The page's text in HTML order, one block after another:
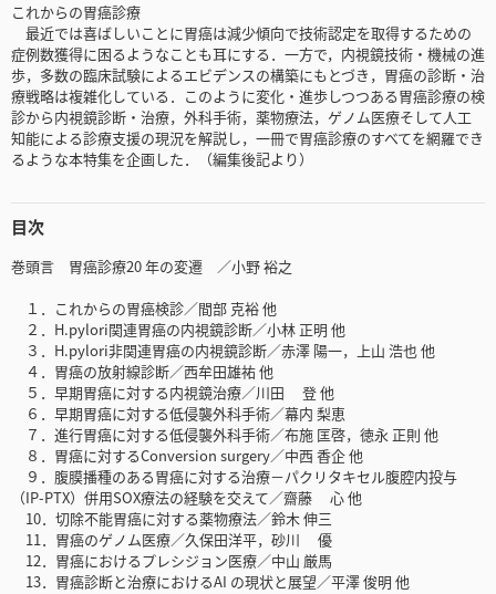
これからの胃癌診療
最近では喜ばしいことに胃癌は減少傾向で技術認定を取得するための
症例数獲得に困るようなことも耳にする．一方で，内視鏡技術・機械の進
歩，多数の臨床試験によるエビデンスの構築にもとづき，胃癌の診断・治
療戦略は複雑化している．このように変化・進歩しつつある胃癌診療の検
診から内視鏡診断・治療，外科手術，薬物療法，ゲノム医療そして人工
知能による診療支援の現況を解説し，一冊で胃癌診療のすべてを網羅でき
るような本特集を企画した．（編集後記より）
目次
巻頭言 胃癌診療20 年の変遷 ／小野 裕之
１．これからの胃癌検診／間部 克裕 他
２．H.pylori関連胃癌の内視鏡診断／小林 正明 他
３．H.pylori非関連胃癌の内視鏡診断／赤澤 陽一，上山 浩也 他
４．胃癌の放射線診断／西牟田雄祐 他
５．早期胃癌に対する内視鏡治療／川田 登 他
６．早期胃癌に対する低侵襲外科手術／幕内 梨恵
７．進行胃癌に対する低侵襲外科手術／布施 匡啓，徳永 正則 他
８．胃癌に対するConversion surgery／中西 香企 他
９．腹膜播種のある胃癌に対する治療－パクリタキセル腹腔内投与
（IP-PTX）併用SOX療法の経験を交えて／齋藤 心 他
10．切除不能胃癌に対する薬物療法／鈴木 伸三
11．胃癌のゲノム医療／久保田洋平，砂川 優
12．胃癌におけるプレシジョン医療／中山 厳馬
13．胃癌診断と治療におけるAI の現状と展望／平澤 俊明 他